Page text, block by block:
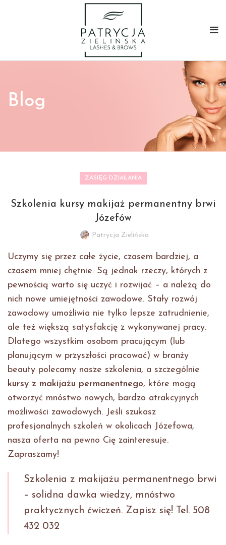
Blog
ZASIĘG DZIAŁANIA
Szkolenia kursy makijaż permanentny brwi
Józefów
Patrycja Zielińska
Uczymy się przez całe życie, czasem bardziej, a
czasem mniej chętnie. Są jednak rzeczy, których z
pewnością warto się uczyć i rozwijać – a należą do
nich nowe umiejętności zawodowe. Stały rozwój
zawodowy umożliwia nie tylko lepsze zatrudnienie,
ale też większą satysfakcję z wykonywanej pracy.
Dlatego wszystkim osobom pracującym (lub
planującym w przyszłości pracować) w branży
beauty polecamy nasze szkolenia, a szczególnie
kursy z makijażu permanentnego, które mogą
otworzyć mnóstwo nowych, bardzo atrakcyjnych
możliwości zawodowych. Jeśli szukasz
profesjonalnych szkoleń w okolicach Józefowa,
nasza oferta na pewno Cię zainteresuje.
Zapraszamy!
Szkolenia z makijażu permanentnego brwi
– solidna dawka wiedzy, mnóstwo
praktycznych ćwiczeń. Zapisz się! Tel. 508
432 032